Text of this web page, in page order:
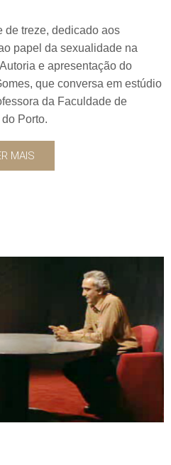
de treze, dedicado aos
papel da sexualidade na
e apresentação do
que conversa em estúdio
da Faculdade de
Porto.
MAIS